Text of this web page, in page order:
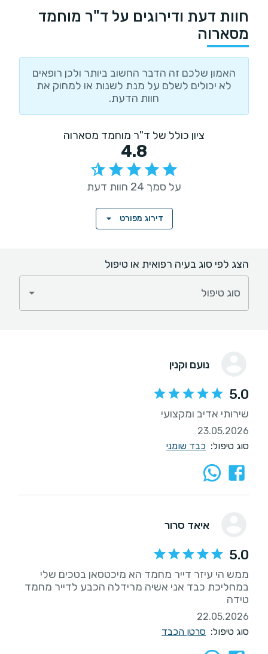
חוות דעת ודירוגים על ד"ר מוחמד
מסארוה
האמון שלכם זה הדבר החשוב ביותר ולכן רופאים
לא יכולים לשלם על מנת לשנות או למחוק את
חוות הדעת.
ציון כולל של ד"ר מוחמד מסארוה
4.8
על סמך 24 חוות דעת
דירוג מפורט
הצג לפי סוג בעיה רפואית או טיפול
סוג טיפול
נועם וקנין
5.0
שירותי אדיב ומקצועי
23.05.2026
סוג טיפול: כבד שומני
איאד סרור
5.0
ממש הי עיזר דייר מחמד הא מיכטסאן בטכים שלי
במחליכת כבד אני אשיה מרידלה הכבע לדייר מחמד
טידה
22.05.2026
סוג טיפול: סרטן הכבד